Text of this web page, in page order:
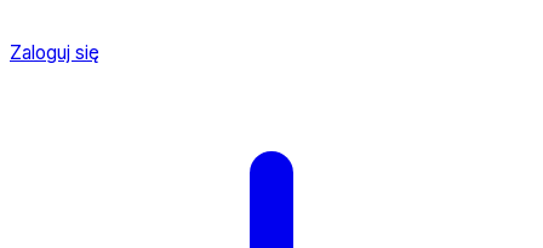
Zaloguj się